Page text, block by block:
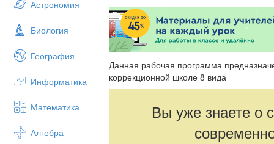
Астрономия
Биология
География
Информатика
Математика
Алгебра
Данная рабочая программа
коррекционной школе 8 вида
Вы уже знаете о